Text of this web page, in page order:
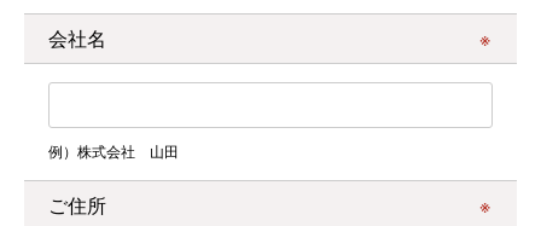
会社名
例）株式会社 山田
ご住所